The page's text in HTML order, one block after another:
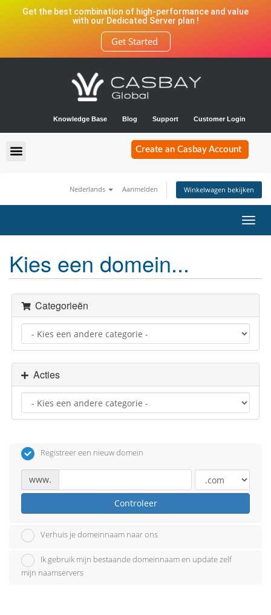
Get the best combination of high-performance and value
with our Dedicated Server plan !
Get Started
Knowledge Base Blog Support Customer Login
Create an Casbay Account
Nederlands Aanmelden Winkelwagen bekijken
in-/
Kies een domein...
Categorieën
Acties
Registreer een nieuw domein
www.
Controleer
Verhuis je domeinnaam naar ons
Ik gebruik mijn bestaande domeinnaam en update zelf
mijn naamservers